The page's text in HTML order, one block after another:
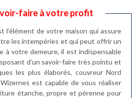
faire à votre profit
l’élément de votre maison qui assure
les intempéries et qui peut offrir un
à votre demeure, il est indispensable
d’un savoir-faire très pointu et
les plus élaborés, couvreur Nord
est capable de vous réaliser
étanche, propre et pérenne pour